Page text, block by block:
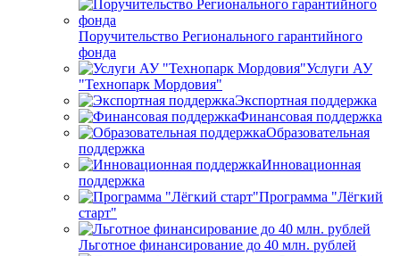
Поручительство Регионального гарантийного
фонда
Услуги АУ
"Технопарк Мордовия"
Экспортная поддержка
Финансовая поддержка
Образовательная
поддержка
Инновационная
поддержка
Программа "Лёгкий
старт"
Льготное финансирование до 40 млн. рублей